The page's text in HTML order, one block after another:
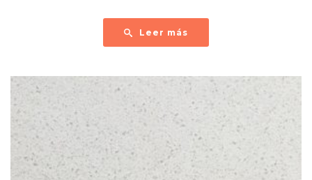
Leer más